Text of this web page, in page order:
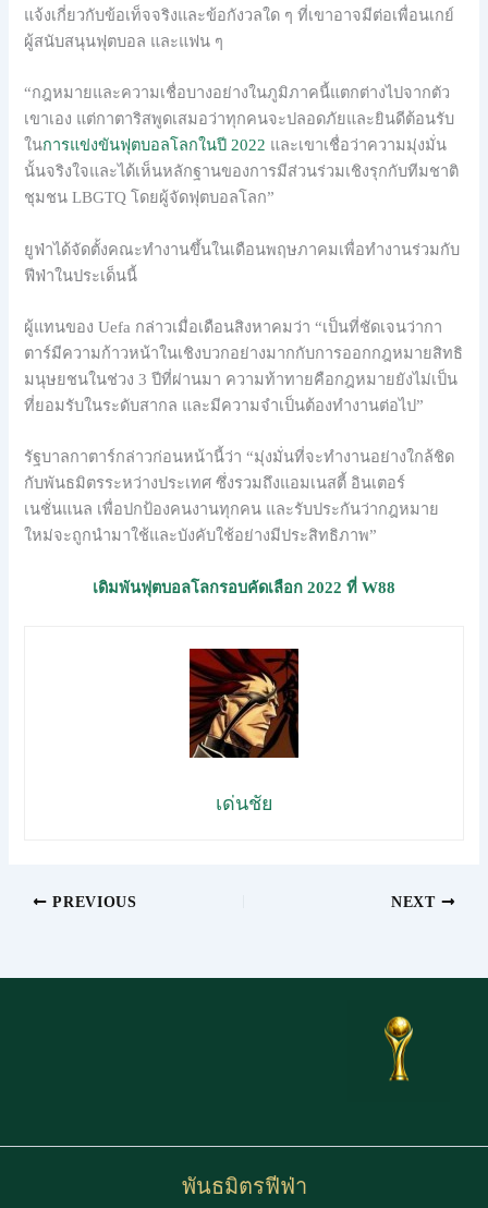
แจ้งเกี่ยวกับข้อเท็จจริงและข้อกังวลใด ๆ ที่เขาอาจมีต่อเพื่อนเกย์
ผู้สนับสนุนฟุตบอล และแฟน ๆ
“กฎหมายและความเชื่อบางอย่างในภูมิภาคนี้แตกต่างไปจากตัว
เขาเอง แต่กาตาริสพูดเสมอว่าทุกคนจะปลอดภัยและยินดีต้อนรับ
ในการแข่งขันฟุตบอลโลกในปี 2022 และเขาเชื่อว่าความมุ่งมั่น
นั้นจริงใจและได้เห็นหลักฐานของการมีส่วนร่วมเชิงรุกกับทีมชาติ
ชุมชน LBGTQ โดยผู้จัดฟุตบอลโลก”
ยูฟ่าได้จัดตั้งคณะทำงานขึ้นในเดือนพฤษภาคมเพื่อทำงานร่วมกับ
ฟีฟ่าในประเด็นนี้
ผู้แทนของ Uefa กล่าวเมื่อเดือนสิงหาคมว่า “เป็นที่ชัดเจนว่ากา
ตาร์มีความก้าวหน้าในเชิงบวกอย่างมากกับการออกกฎหมายสิทธิ
มนุษยชนในช่วง 3 ปีที่ผ่านมา ความท้าทายคือกฎหมายยังไม่เป็น
ที่ยอมรับในระดับสากล และมีความจำเป็นต้องทำงานต่อไป”
รัฐบาลกาตาร์กล่าวก่อนหน้านี้ว่า “มุ่งมั่นที่จะทำงานอย่างใกล้ชิด
กับพันธมิตรระหว่างประเทศ ซึ่งรวมถึงแอมเนสตี้ อินเตอร์
เนชั่นแนล เพื่อปกป้องคนงานทุกคน และรับประกันว่ากฎหมาย
ใหม่จะถูกนำมาใช้และบังคับใช้อย่างมีประสิทธิภาพ”
เดิมพันฟุตบอลโลกรอบคัดเลือก 2022 ที่ W88
เด่นชัย
PREVIOUS NEXT
พันธมิตรฟีฟ่า